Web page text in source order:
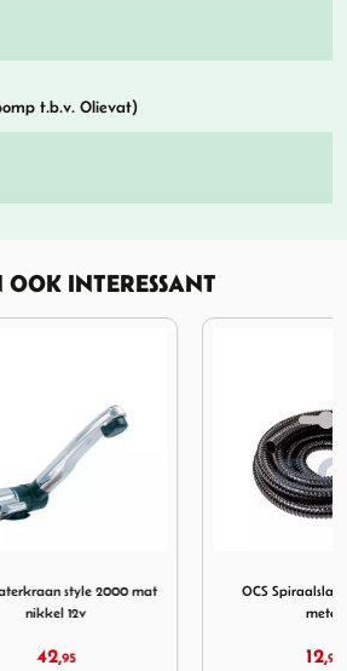
t.b.v. Olievat)
OOK INTERESSANT
mat
OCS Spiraalslang 40 mm 2